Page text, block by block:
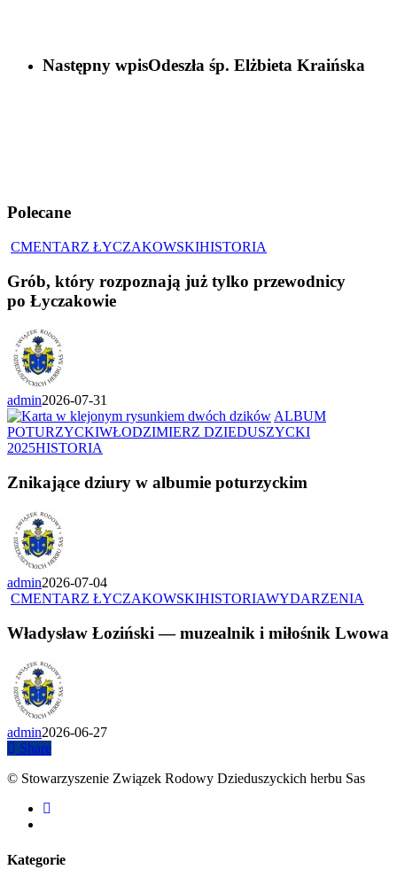
Następny wpisOdeszła śp. Elżbieta Kraińska
Polecane
CMENTARZ ŁYCZAKOWSKIHISTORIA
Grób, który rozpoznają już tylko przewodnicy
po Łyczakowie
admin2026-07-31
ALBUM
POTURZYCKIWŁODZIMIERZ DZIEDUSZYCKI
2025HISTORIA
Znikające dziury w albumie poturzyckim
admin2026-07-04
CMENTARZ ŁYCZAKOWSKIHISTORIAWYDARZENIA
Władysław Łoziński — muzealnik i miłośnik Lwowa
admin2026-06-27
Share
© Stowarzyszenie Związek Rodowy Dzieduszyckich herbu Sas
facebook
Kategorie